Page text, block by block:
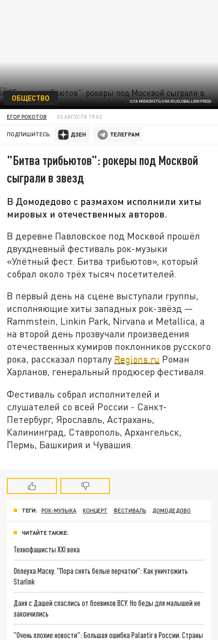
ILYA MOSKOVETS/URA.RU/GLOBALLOOKPRESS
ОБЩЕСТВО
ЕГОР РОКОТОВ 02 АВГУСТА 19:02
ПОДПИШИТЕСЬ:
"Битва трибьютов": рокеры под Москвой
сыграли в звезд
В Домодедово с размахом исполнили хиты
мировых и отечественных авторов.
В деревне Павловское под Москвой прошёл
двухдневный фестиваль рок-музыки
«Улётный фест. Битва трибьютов», который
собрал около трёх тысяч посетителей.
В первый день на сцене выступали группы,
исполняющие хиты западных рок-звёзд —
Rammstein, Linkin Park, Nirvana и Metallica, а
на второй день прозвучали произведения
отечественных кумиров поклонников русского
рока, рассказал порталу Regions.ru Роман
Харланов, генеральный продюсер фестиваля.
Фестиваль собрал исполнителей и
слушателей со всей России - Санкт-
Петербург, Ярославль, Астрахань,
Калининград, Ставрополь, Архангельск,
Пермь, Башкирия и Чувашия.
ТЕГИ: РОК-МУЗЫКА КОНЦЕРТ ФЕСТИВАЛЬ ДОМОДЕДОВО
ЧИТАЙТЕ ТАКЖЕ:
Технофашисты XXI века
Оплеуха Маску. "Пора снять белые перчатки": Как уничтожить
Starlink
Даня с Дашей спаслись от боевиков ВСУ. Но беды для малышей не
закончились
"Очень плохие новости": Большая ошибка Palantir в России. Страны